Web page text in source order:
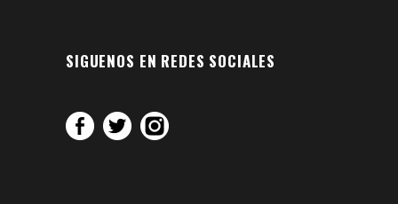
SIGUENOS EN REDES SOCIALES